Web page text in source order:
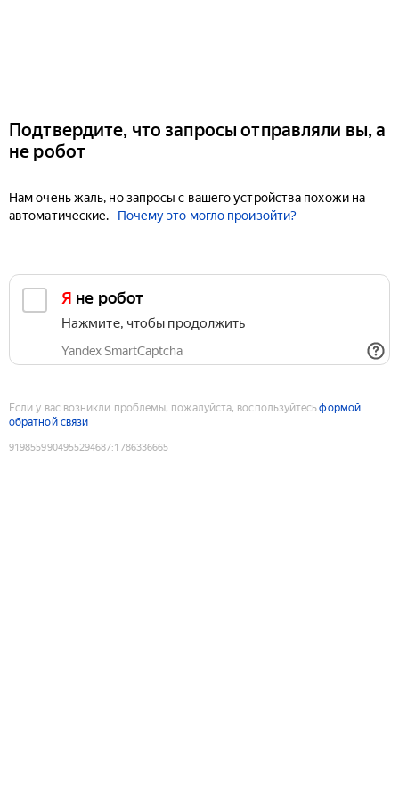
Подтвердите, что запросы отправляли вы, а
не робот
Нам очень жаль, но запросы с вашего устройства похожи на
автоматические.
Почему это могло произойти?
Я не робот
Нажмите, чтобы продолжить
Yandex SmartCaptcha
Если у вас возникли проблемы, пожалуйста, воспользуйтесьформой
обратной связи
9198559904955294687:1786336665